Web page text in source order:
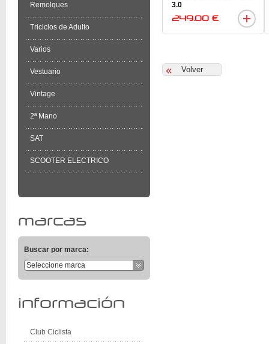
Remolques
Triciclos de Adulto
Varios
Vestuario
Vintage
2ª Mano
SAT
SCOOTER ELECTRICO
marcas
Buscar por marca:
Seleccione marca
información
Club Ciclista
3.0
249.00 €